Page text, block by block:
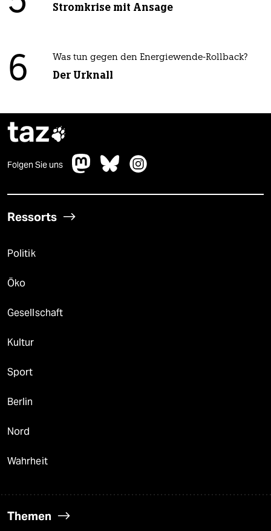
Stromkrise mit Ansage
6 Was tun gegen den Energiewende-Rollback?
Der Urknall
taz
Folgen Sie uns
Ressorts
Politik
Öko
Gesellschaft
Kultur
Sport
Berlin
Nord
Wahrheit
Themen